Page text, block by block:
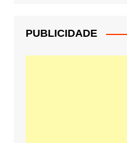
PUBLICIDADE